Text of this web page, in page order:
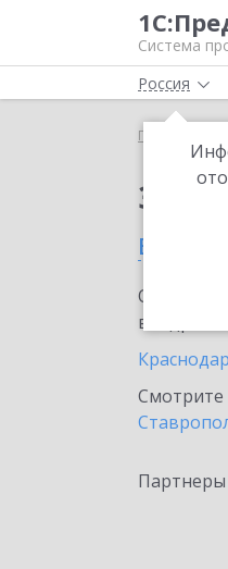
Система
Россия
Главная
в Ейске
Краснодар
Смотрите